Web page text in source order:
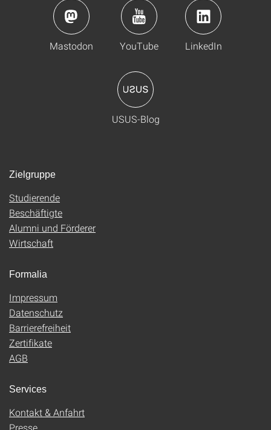
Mastodon YouTube LinkedIn
USUS-Blog
Zielgruppe
Studierende
Beschäftigte
Alumni und Förderer
Wirtschaft
Formalia
Impressum
Datenschutz
Barrierefreiheit
Zertifikate
AGB
Services
Kontakt & Anfahrt
Presse